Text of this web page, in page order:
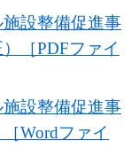
設整備促進事
［PDFファイ
設整備促進事
Wordファイ